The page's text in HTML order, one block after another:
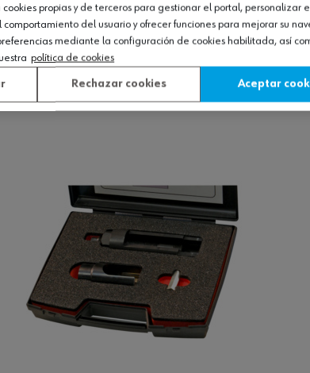
propias y de terceros para gestionar el portal, personalizar
del usuario y ofrecer funciones para mejorar su
mediante la configuración de cookies habilitada, así
política de cookies
Rechazar cookies Aceptar